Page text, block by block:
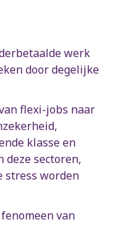
werk
door degelijke
flexi-jobs naar
klasse en
sectoren,
stress worden
van